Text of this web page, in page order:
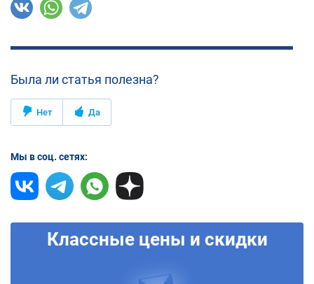
Была ли статья полезна?
Нет Да
Мы в соц. сетях:
Классные цены и скидки